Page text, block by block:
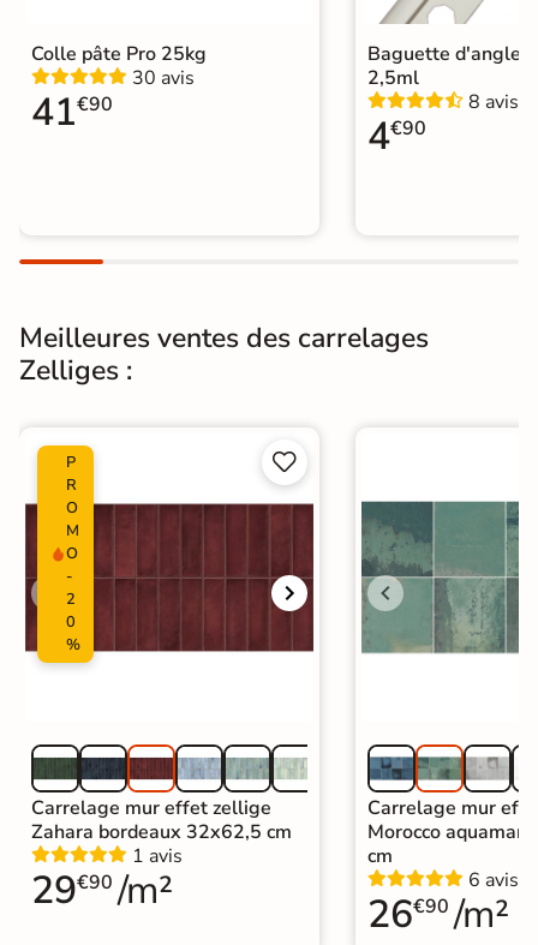
Carrelage sol cuisine|
Colle pâte Pro 25kg
30 avis
41€90
Baguette d'angle
2,5ml
8 avis
4€90
Meilleures ventes des carrelages
Zelliges :
P
R
O
M
O
-
2
0
%


Carrelage mur effet zellige
Zahara bordeaux 32x62,5 cm
1 avis
29€90 /m²
Carrelage mur
Morocco
cm
6 avis
26€90 /m²